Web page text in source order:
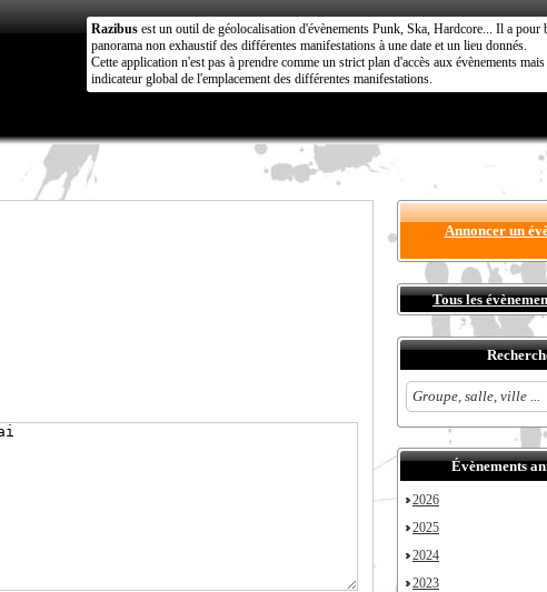
Razibus est un outil de géolocalisation d'évènements Punk, Ska, Hardcore... Il a pour
panorama non exhaustif des différentes manifestations à une date et un lieu donnés.
Cette application n'est pas à prendre comme un strict plan d'accès aux évènements
indicateur global de l'emplacement des différentes manifestations.
Annoncer un
Tous les
Évènements
2026
2025
2024
2023